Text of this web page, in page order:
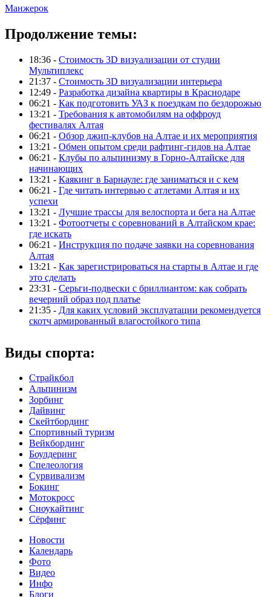
Манжерок
Продолжение темы:
18:36 - Стоимость 3D визуализации от студии
Мультиплекс
21:37 - Стоимость 3D визуализации интерьера
12:49 - Разработка дизайна квартиры в Краснодаре
06:21 - Как подготовить УАЗ к поездкам по бездорожью
13:21 - Требования к автомобилям на оффроуд
фестивалях Алтая
06:21 - Обзор джип-клубов на Алтае и их мероприятия
13:21 - Обмен опытом среди рафтинг-гидов на Алтае
06:21 - Клубы по альпинизму в Горно-Алтайске для
начинающих
13:21 - Каякинг в Барнауле: где заниматься и с кем
06:21 - Где читать интервью с атлетами Алтая и их
успехи
13:21 - Лучшие трассы для велоспорта и бега на Алтае
13:21 - Фотоотчеты с соревнований в Алтайском крае:
где искать
06:21 - Инструкция по подаче заявки на соревнования
Алтая
13:21 - Как зарегистрироваться на старты в Алтае и где
это сделать
23:31 - Серьги-подвески с бриллиантом: как собрать
вечерний образ под платье
21:35 - Для каких условий эксплуатации рекомендуется
скотч армированный влагостойкого типа
Виды спорта:
Страйкбол
Альпинизм
Зорбинг
Дайвинг
Скейтбординг
Спортивный туризм‎
Вейкбординг
Боулдеринг
Спелеология
Сурвивализм
Бокинг
Мотокросс
Сноукайтинг
Сёрфинг
Новости
Календарь
Фото
Видео
Инфо
Блоги